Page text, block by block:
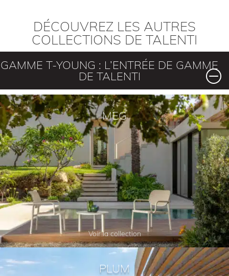
DÉCOUVREZ LES AUTRES
COLLECTIONS DE TALENTI
GAMME T-YOUNG : L’ENTRÉE DE GAMME
DE TALENTI
MEG
Voir la collection
PLUM